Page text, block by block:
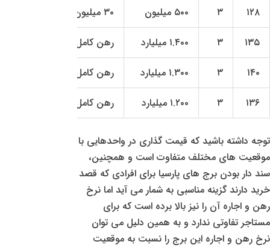
۱۲۸
۳ ۵۰۰ میلیون
۳۰ میلیون
۱۳۵
۳ ۱.۴۰۰ میلیارد
رهن کامل
۱۴۰
۳ ۱.۳۰۰ میلیارد
رهن کامل
۱۳۶
۳ ۱.۲۰۰ میلیارد رهن کامل
توجه داشته باشید که قیمت گذاری در واحدهایی با
موقعیت های مختلف متفاوت است و همچنین،
سند دار بودن برج های پارسیا برای افرادی که قصد
خرید دارند گزینه مناسبی به شمار می آید اما نرخ
رهن و اجاره آن را نیز بالا برده است که برای
مستاجر تفاوتی ندارد و به همین دلیل می توان
نرخ رهن و اجاره این برج را نسبت به موقعیت